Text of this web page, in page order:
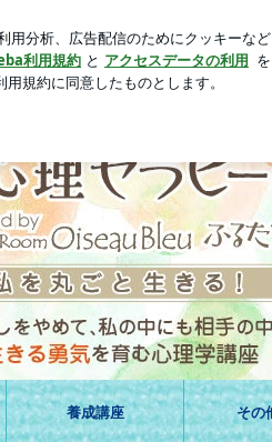
ングとセラピストの在 | 囚わ
養成講座 その